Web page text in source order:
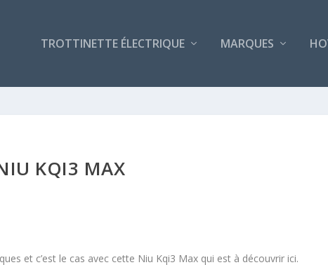
TROTTINETTE ÉLECTRIQUE MARQUES
KQI3 MAX
et c’est le cas avec cette Niu Kqi3 Max qui est à découvrir ici.